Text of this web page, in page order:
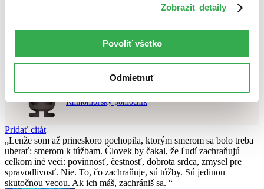
Zobraziť detaily
Povoliť všetko
Odmietnuť
Chcete poradiť knihu?
Náš pomocník Sherlock vám ju s radosťou vypátra!
Knihomoľský pomocník
Pridať citát
Lenže som až prineskoro pochopila, ktorým smerom sa bolo treba
uberať: smerom k túžbam. Človek by čakal, že ľudí zachraňujú
celkom iné veci: povinnosť, čestnosť, dobrota srdca, zmysel pre
spravodlivosť. Nie. To, čo zachraňuje, sú túžby. Sú jedinou
skutočnou vecou. Ak ich máš, zachrániš sa.